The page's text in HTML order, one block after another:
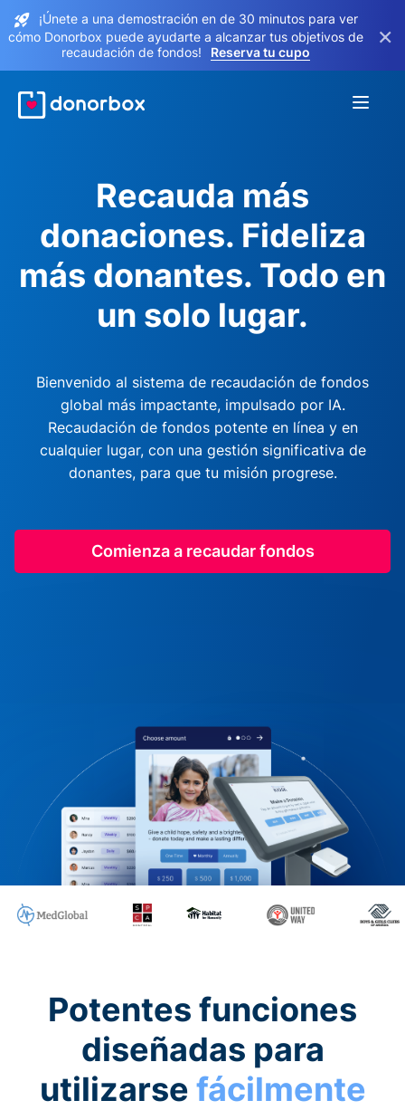
¡Únete a una demostración en de 30 minutos para ver
cómo Donorbox puede ayudarte a alcanzar tus objetivos de
recaudación de fondos!
Reserva tu cupo
×
Recauda más
donaciones. Fideliza
más donantes. Todo en
un solo lugar.
Bienvenido al sistema de recaudación de fondos
global más impactante, impulsado por IA.
Recaudación de fondos potente en línea y en
cualquier lugar, con una gestión significativa de
donantes, para que tu misión progrese.
Comienza a recaudar fondos
Potentes funciones
diseñadas para
utilizarse fácilmente